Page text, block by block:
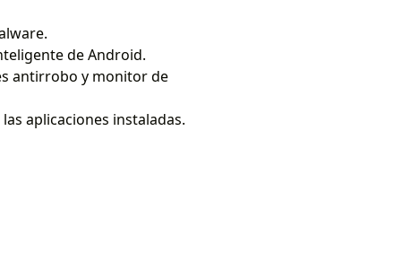
de Android.
antirrobo y monitor de
aplicaciones instaladas.